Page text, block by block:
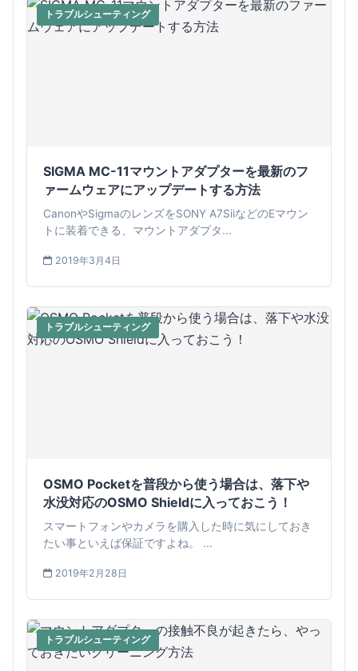
トラブルシューティング
SIGMA MC-11マウントアダプターを最新のフ
ァームウェアにアップデートする方法
CanonやSigmaのレンズをSONY A7SiiなどのEマウン
トに装着できる、マウントアダプタ...
2019年3月4日
トラブルシューティング
OSMO Pocketを普段から使う場合は、落下や
水没対応のOSMO Shieldに入っておこう！
スマートフォンやカメラを購入した時に気にしておき
たい事といえば保証ですよね。 ...
2019年2月28日
トラブルシューティング